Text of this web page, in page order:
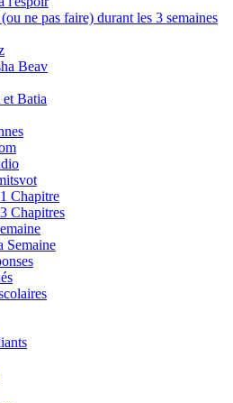
ne pas faire) durant les 3 semaines
Beav
Batia
Chapitre
Chapitres
Semaine